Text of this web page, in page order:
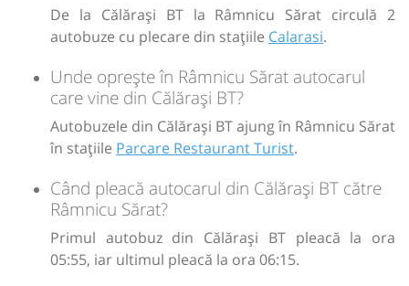
120lei
Sursa:Hermes SRL| Ultima actualizare: 07/2026
De la Călărași BT la Râmnicu Sărat circulă 2
autobuze cu plecare din stațiile Calarasi.
Unde oprește în Râmnicu Sărat autocarul
care vine din Călărași BT?
Autobuzele din Călărași BT ajung în Râmnicu Sărat
în stațiile Parcare Restaurant Turist.
Când pleacă autocarul din Călărași BT către
Râmnicu Sărat?
Primul autobuz din Călărași BT pleacă la ora
05:55, iar ultimul pleacă la ora 06:15.